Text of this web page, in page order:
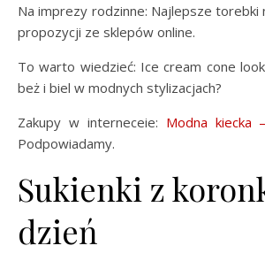
Na imprezy rodzinne: Najlepsze
propozycji ze sklepów online.
To warto wiedzieć: Ice cream cone
beż i biel w modnych stylizacjach?
Zakupy w interneceie: Modna kiecka
Podpowiadamy.
Sukienki z
dzień